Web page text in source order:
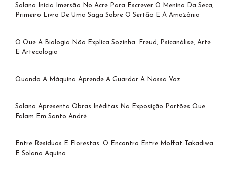
Solano Inicia Imersão No Acre Para Escrever O Menino Da Seca,
Primeiro Livro De Uma Saga Sobre O Sertão E A Amazônia
O Que A Biologia Não Explica Sozinha: Freud, Psicanálise, Arte
E Artecologia
Quando A Máquina Aprende A Guardar A Nossa Voz
Solano Apresenta Obras Inéditas Na Exposição Portões Que
Falam Em Santo André
Entre Resíduos E Florestas: O Encontro Entre Moffat Takadiwa
E Solano Aquino